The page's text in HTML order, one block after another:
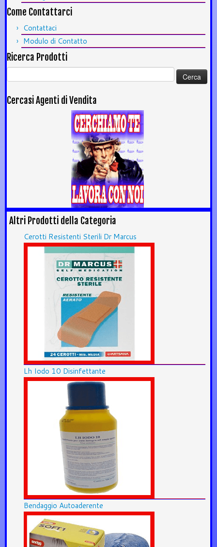
Come Contattarci
Contattaci
Modulo di Contatto
Ricerca Prodotti
Ricerca
per:
Cercasi Agenti di Vendita
Altri Prodotti della Categoria
Cerotti Resistenti Sterili Dr Marcus
Lh Iodo 10 Disinfettante
Bendaggio Autoaderente